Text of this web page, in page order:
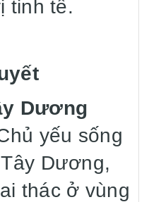
tinh tế.
Dương
yếu sống
Dương,
thác ở vùng